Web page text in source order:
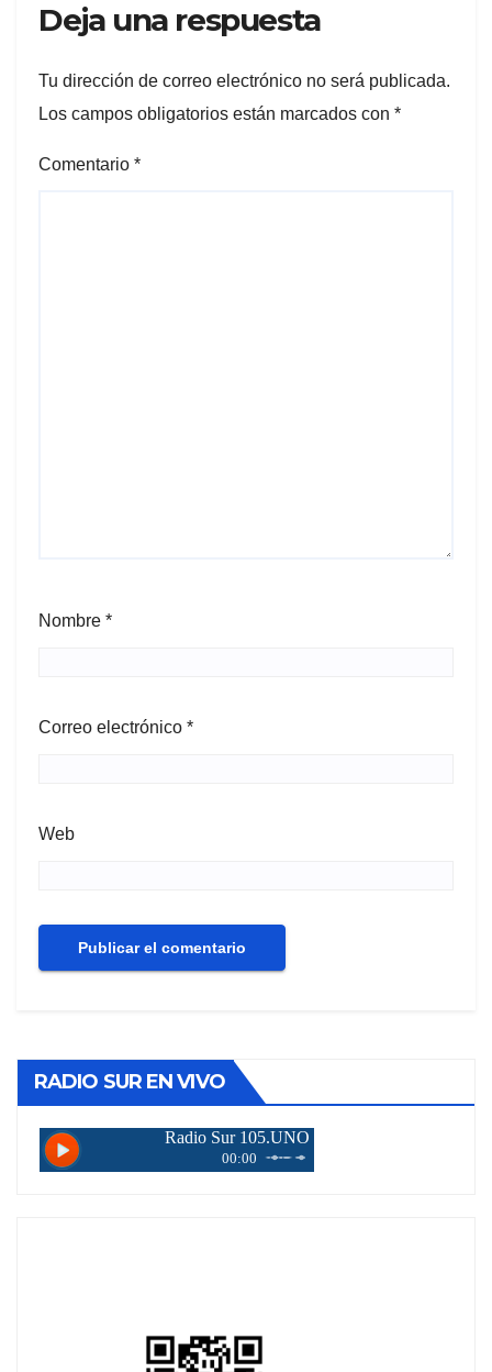
Deja una respuesta
Tu dirección de correo electrónico no será publicada.
Los campos obligatorios están marcados con *
Comentario *
Nombre *
Correo electrónico *
Web
RADIO SUR EN VIVO